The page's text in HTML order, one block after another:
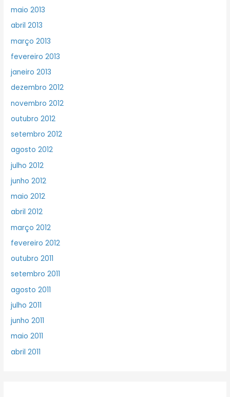
maio 2013
abril 2013
março 2013
fevereiro 2013
janeiro 2013
dezembro 2012
novembro 2012
outubro 2012
setembro 2012
agosto 2012
julho 2012
junho 2012
maio 2012
abril 2012
março 2012
fevereiro 2012
outubro 2011
setembro 2011
agosto 2011
julho 2011
junho 2011
maio 2011
abril 2011